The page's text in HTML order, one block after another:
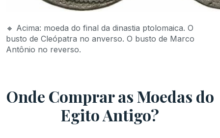
🔸 Acima: moeda do final da dinastia ptolomaica. O
busto de Cleópatra no anverso. O busto de Marco
Antônio no reverso.
Onde Comprar as Moedas do
Egito Antigo?